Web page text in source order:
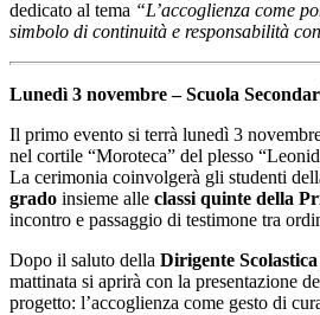
dedicato al tema “L’accoglienza come
simbolo di continuità e responsabilità
Lunedì 3 novembre – Scuola
Il primo evento si terrà lunedì 3
nel cortile “Moroteca” del plesso
La cerimonia coinvolgerà gli studenti
grado insieme alle classi quinte della
incontro e passaggio di testimone tra
Dopo il saluto della Dirigente Scolastica
mattinata si aprirà con la presentazione
progetto: l’accoglienza come gesto di